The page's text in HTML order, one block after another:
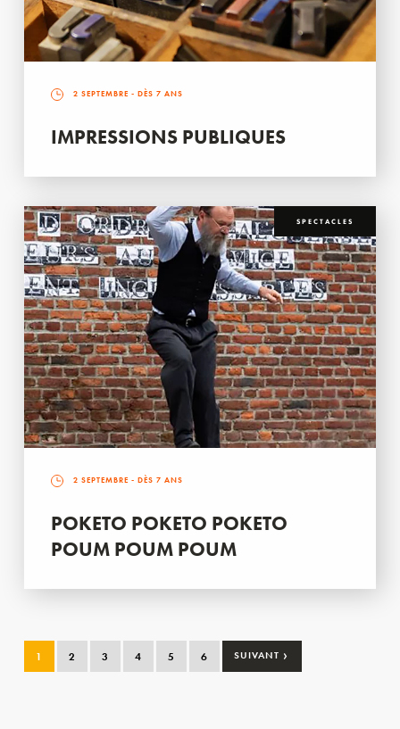
2 SEPTEMBRE - DÈS 7 ANS
IMPRESSIONS PUBLIQUES
SPECTACLES
2 SEPTEMBRE - DÈS 7 ANS
POKETO POKETO POKETO
POUM POUM POUM
1 2 3 4 5 6 SUIVANT ›